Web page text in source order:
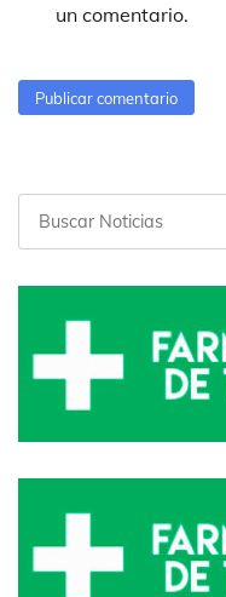
un comentario.